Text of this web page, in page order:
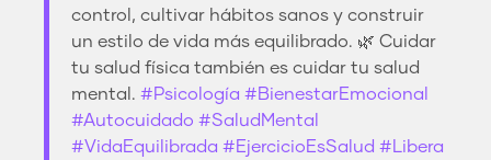
control, cultivar hábitos sanos y construir
un estilo de vida más equilibrado. 🌿 Cuidar
tu salud física también es cuidar tu salud
mental. #Psicología #BienestarEmocional
#Autocuidado #SaludMental
#VidaEquilibrada #EjercicioEsSalud #Libera